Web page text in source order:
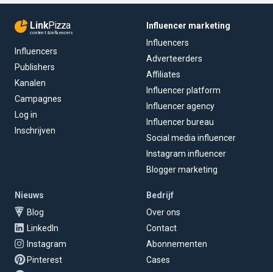
LinkPizza
content & influencers
Influencers
Publishers
Kanalen
Campagnes
Log in
Inschrijven
Influencer marketing
Influencers
Adverteerders
Affiliates
Influencer platform
Influencer agency
Influencer bureau
Social media influencer
Instagram influencer
Blogger marketing
Nieuws
Blog
LinkedIn
Instagram
Pinterest
Bedrijf
Over ons
Contact
Abonnementen
Cases